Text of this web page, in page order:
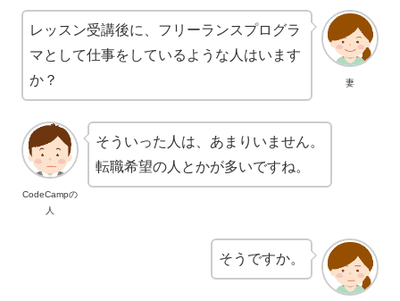
妻
レッスン受講後に、フリーランスプログラ
マとして仕事をしているような人はいます
か？
CodeCampの
人
そういった人は、あまりいません。
転職希望の人とかが多いですね。
そうですか。